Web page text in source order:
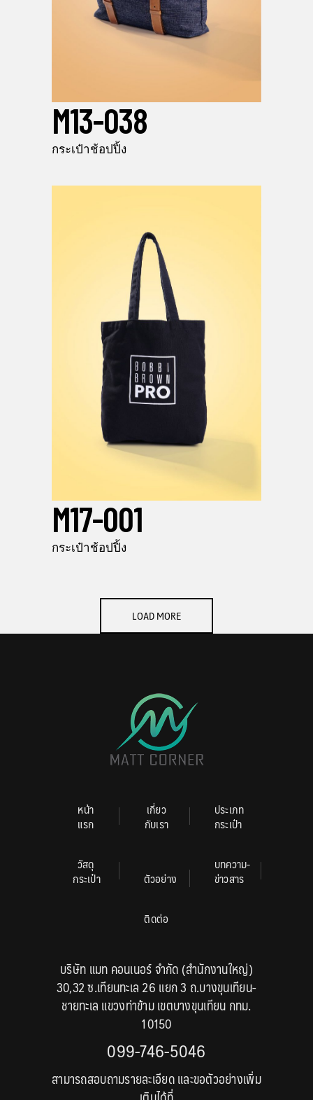
M13-038
กระเป๋าช้อปปิ้ง
M17-001
กระเป๋าช้อปปิ้ง
LOAD MORE
หน้า
แรก
เกี่ยว
กับเรา
ประเภท
กระเป๋า
วัสดุ
กระเป๋า ตัวอย่าง
บทความ-
ข่าวสาร
ติดต่อ
บริษัท แมท คอนเนอร์ จำกัด (สำนักงานใหญ่)
30,32 ซ.เทียนทะเล 26 แยก 3 ถ.บางขุนเทียน-
ชายทะเล แขวงท่าข้าม เขตบางขุนเทียน กทม.
10150
099-746-5046
สามารถสอบถามรายละเอียด และขอตัวอย่างเพิ่ม